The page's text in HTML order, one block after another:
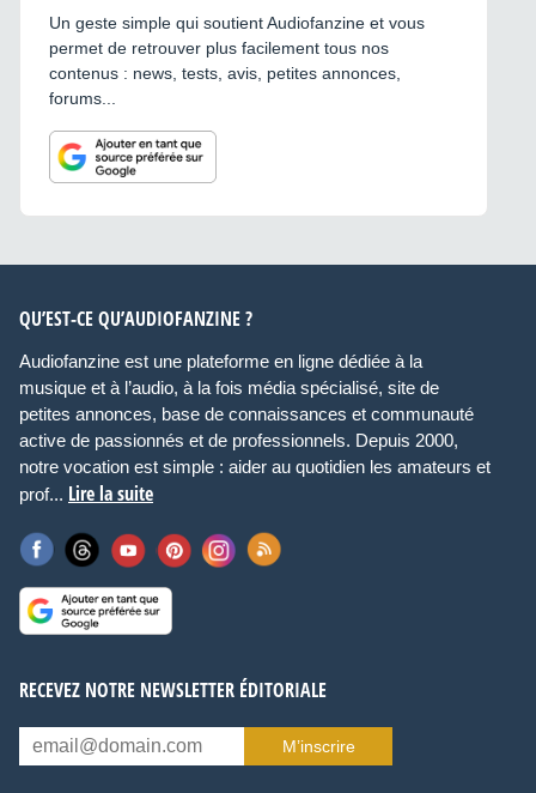
Un geste simple qui soutient Audiofanzine et vous
permet de retrouver plus facilement tous nos
contenus : news, tests, avis, petites annonces,
forums...
QU’EST-CE QU’AUDIOFANZINE ?
Audiofanzine est une plateforme en ligne dédiée à la
musique et à l’audio, à la fois média spécialisé, site de
petites annonces, base de connaissances et communauté
active de passionnés et de professionnels. Depuis 2000,
notre vocation est simple : aider au quotidien les amateurs et
prof... Lire la suite
RECEVEZ NOTRE NEWSLETTER ÉDITORIALE
M’inscrire